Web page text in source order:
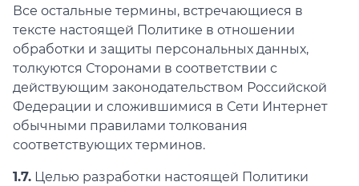
Все остальные термины, встречающиеся в
тексте настоящей Политике в отношении
обработки и защиты персональных данных,
толкуются Сторонами в соответствии с
действующим законодательством Российской
Федерации и сложившимися в Сети Интернет
обычными правилами толкования
соответствующих терминов.
1.7. Целью разработки настоящей Политики